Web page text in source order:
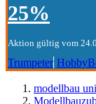
25%
Aktion gültig vom
Trumpeter
modellbau